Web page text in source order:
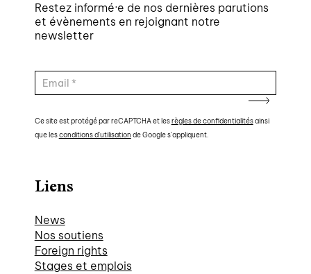
Restez informé·e de nos dernières parutions
et évènements en rejoignant notre
newsletter
Ce site est protégé par reCAPTCHA et lesrègles de confidentialitésainsi
que lesconditions d'utilisation de Google s'appliquent.
Liens
News
Nos soutiens
Foreign rights
Stages et emplois